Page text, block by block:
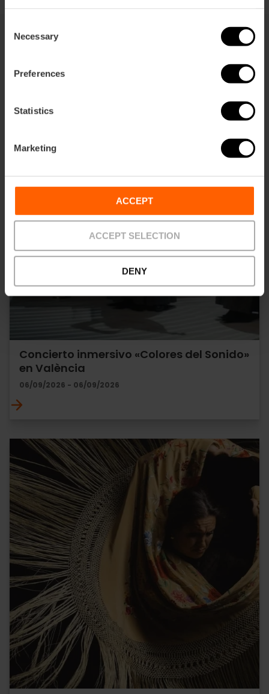
Selection
Necessary
Preferences
Statistics
Marketing
ACCEPT
ACCEPT SELECTION
DENY
Concierto inmersivo «Colores del Sonido»
en València
06/09/2026 - 06/09/2026